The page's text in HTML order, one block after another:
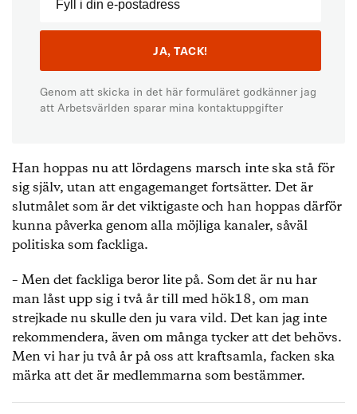
Genom att skicka in det här formuläret godkänner jag
att Arbetsvärlden sparar mina kontaktuppgifter
Han hoppas nu att lördagens marsch inte ska stå för
sig själv, utan att engagemanget fortsätter. Det är
slutmålet som är det viktigaste och han hoppas därför
kunna påverka genom alla möjliga kanaler, såväl
politiska som fackliga.
– Men det fackliga beror lite på. Som det är nu har
man låst upp sig i två år till med hök18, om man
strejkade nu skulle den ju vara vild. Det kan jag inte
rekommendera, även om många tycker att det behövs.
Men vi har ju två år på oss att kraftsamla, facken ska
märka att det är medlemmarna som bestämmer.